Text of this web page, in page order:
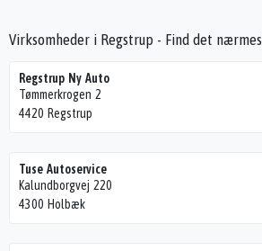
Regstrup Ny Auto
Tømmerkrogen 2
4420 Regstrup
Tuse Autoservice
Kalundborgvej 220
4300 Holbæk